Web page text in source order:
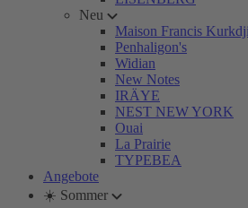
Neu
Maison Francis
Penhaligon's
Widian
New Notes
IRÄYE
NEST NEW YORK
Ouai
La Prairie
TYPEBEA
Angebote
☀️ Sommer